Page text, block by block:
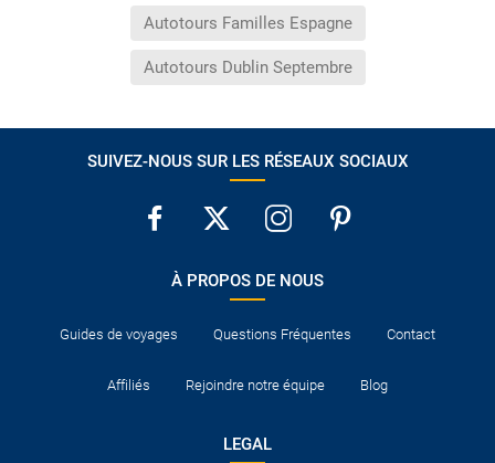
Autotours Familles Espagne
Autotours Dublin Septembre
SUIVEZ-NOUS SUR LES RÉSEAUX SOCIAUX
À PROPOS DE NOUS
Guides de voyages Questions Fréquentes Contact
Affiliés Rejoindre notre équipe Blog
LEGAL